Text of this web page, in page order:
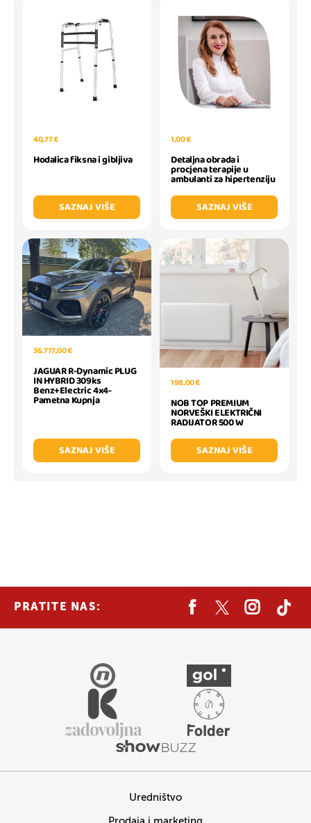
40,77 €
Hodalica fiksna i gibljiva
SAZNAJ VIŠE
1,00 €
Detaljna obrada i
procjena terapije u
ambulanti za hipertenziju
SAZNAJ VIŠE
36.777,00 €
JAGUAR R-Dynamic PLUG
IN HYBRID 309ks
Benz+Electric 4x4-
Pametna Kupnja
SAZNAJ VIŠE
198,00 €
NOB TOP PREMIUM
NORVEŠKI ELEKTRIČNI
RADIJATOR 500 W
SAZNAJ VIŠE
PRATITE NAS:
Uredništvo